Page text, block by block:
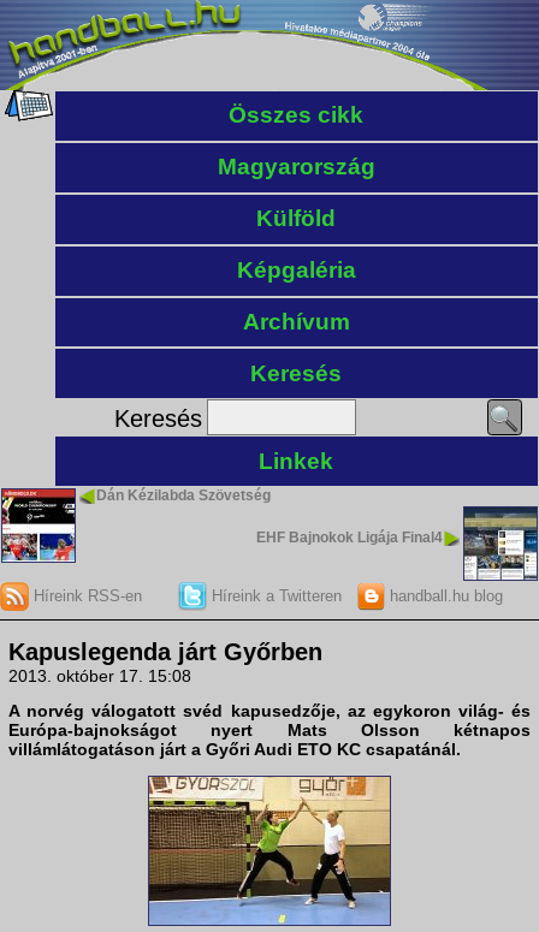
Összes cikk
Magyarország
Külföld
Képgaléria
Archívum
Keresés
Keresés
Linkek
Dán Kézilabda Szövetség
EHF Bajnokok Ligája Final4
Híreink RSS-en Híreink a Twitteren handball.hu blog
Kapuslegenda járt Győrben
2013. október 17. 15:08
A norvég válogatott svéd kapusedzője, az egykoron világ- és
Európa-bajnokságot nyert Mats Olsson kétnapos
villámlátogatáson járt a Győri Audi ETO KC csapatánál.